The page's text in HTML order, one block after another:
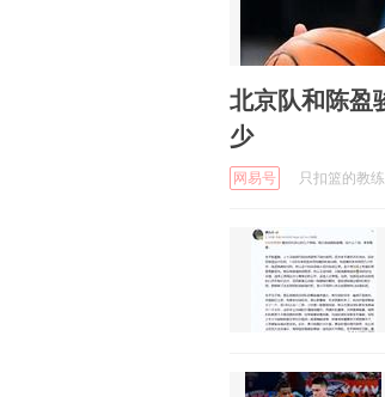
北京队和陈盈
少
网易号 只扣篮的教